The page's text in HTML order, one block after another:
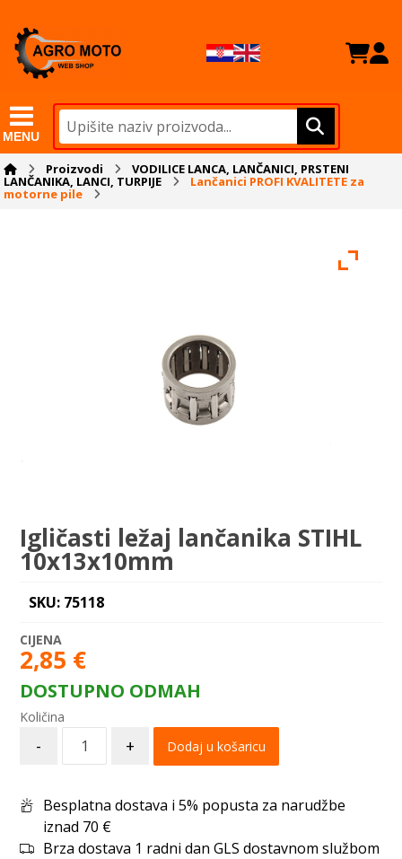
MENU
Proizvodi VODILICE LANCA, LANČANICI, PRSTENI
LANČANIKA, LANCI, TURPIJE Lančanici PROFI KVALITETE za
motorne pile
Igličasti ležaj lančanika STIHL
10x13x10mm
SKU: 75118
2,85 €
DOSTUPNO ODMAH
- + Dodaj u košaricu
Besplatna dostava i 5% popusta za narudžbe
iznad 70 €
Brza dostava 1 radni dan GLS dostavnom službom